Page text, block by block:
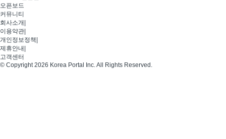
오픈보드
커뮤니티
회사소개
이용약관
개인정보정책
제휴안내
고객센터
© Copyright 2026 Korea Portal Inc. All Rights Reserved.